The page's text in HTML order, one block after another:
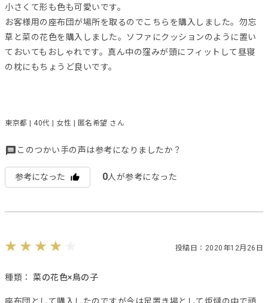
小さくて形も色も可愛いです。
お客様用の座布団が場所を取るのでこちらを購入しました。勿忘
草と菜の花色を購入しました。ソファにクッションのように置い
ておいてもおしゃれです。真ん中の窪みが頭にフィットして昼寝
の枕にもちょうど良いです。
東京都 | 40代 | 女性 | 匿名希望 さん
このつかい手の声は参考になりましたか？
参考になった 0人が参考になった
投稿日：2020年12月26日
種類： 菜の花色×鳥の子